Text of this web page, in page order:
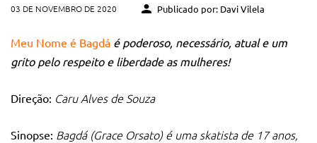
03 DE NOVEMBRO DE 2020 Publicado por: Davi Vilela
Meu Nome é Bagdá é poderoso, necessário, atual e um
grito pelo respeito e liberdade as mulheres!
Direção: Caru Alves de Souza
Sinopse: Bagdá (Grace Orsato) é uma skatista de 17 anos,